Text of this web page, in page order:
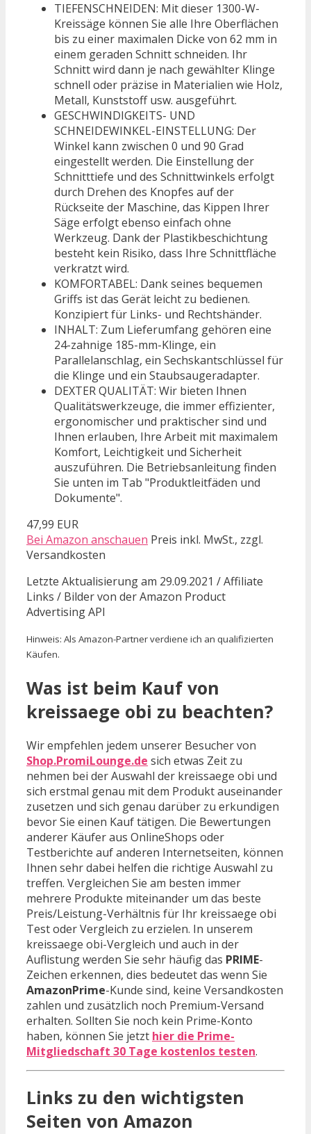
TIEFENSCHNEIDEN: Mit dieser 1300-W-
Kreissäge können Sie alle Ihre Oberflächen
bis zu einer maximalen Dicke von 62 mm in
einem geraden Schnitt schneiden. Ihr
Schnitt wird dann je nach gewählter Klinge
schnell oder präzise in Materialien wie Holz,
Metall, Kunststoff usw. ausgeführt.
GESCHWINDIGKEITS- UND
SCHNEIDEWINKEL-EINSTELLUNG: Der
Winkel kann zwischen 0 und 90 Grad
eingestellt werden. Die Einstellung der
Schnitttiefe und des Schnittwinkels erfolgt
durch Drehen des Knopfes auf der
Rückseite der Maschine, das Kippen Ihrer
Säge erfolgt ebenso einfach ohne
Werkzeug. Dank der Plastikbeschichtung
besteht kein Risiko, dass Ihre Schnittfläche
verkratzt wird.
KOMFORTABEL: Dank seines bequemen
Griffs ist das Gerät leicht zu bedienen.
Konzipiert für Links- und Rechtshänder.
INHALT: Zum Lieferumfang gehören eine
24-zahnige 185-mm-Klinge, ein
Parallelanschlag, ein Sechskantschlüssel für
die Klinge und ein Staubsaugeradapter.
DEXTER QUALITÄT: Wir bieten Ihnen
Qualitätswerkzeuge, die immer effizienter,
ergonomischer und praktischer sind und
Ihnen erlauben, Ihre Arbeit mit maximalem
Komfort, Leichtigkeit und Sicherheit
auszuführen. Die Betriebsanleitung finden
Sie unten im Tab "Produktleitfäden und
Dokumente".
47,99 EUR
Bei Amazon anschauen Preis inkl. MwSt., zzgl.
Versandkosten
Letzte Aktualisierung am 29.09.2021 / Affiliate
Links / Bilder von der Amazon Product
Advertising API
Hinweis: Als Amazon-Partner verdiene ich an qualifizierten
Käufen.
Was ist beim Kauf von
kreissaege obi zu beachten?
Wir empfehlen jedem unserer Besucher von
Shop.PromiLounge.de sich etwas Zeit zu
nehmen bei der Auswahl der kreissaege obi und
sich erstmal genau mit dem Produkt auseinander
zusetzen und sich genau darüber zu erkundigen
bevor Sie einen Kauf tätigen. Die Bewertungen
anderer Käufer aus OnlineShops oder
Testberichte auf anderen Internetseiten, können
Ihnen sehr dabei helfen die richtige Auswahl zu
treffen. Vergleichen Sie am besten immer
mehrere Produkte miteinander um das beste
Preis/Leistung-Verhältnis für Ihr kreissaege obi
Test oder Vergleich zu erzielen. In unserem
kreissaege obi-Vergleich und auch in der
Auflistung werden Sie sehr häufig das PRIME-
Zeichen erkennen, dies bedeutet das wenn Sie
AmazonPrime-Kunde sind, keine Versandkosten
zahlen und zusätzlich noch Premium-Versand
erhalten. Sollten Sie noch kein Prime-Konto
haben, können Sie jetzt hier die Prime-
Mitgliedschaft 30 Tage kostenlos testen.
Links zu den wichtigsten
Seiten von Amazon